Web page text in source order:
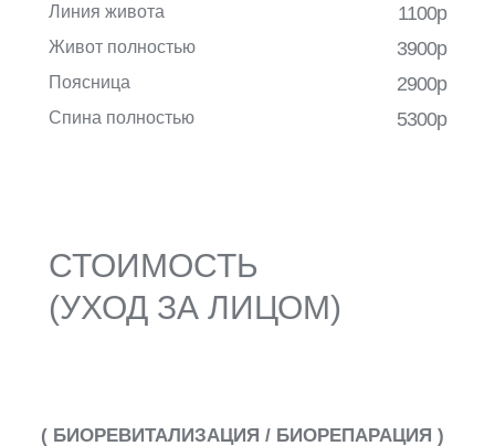
Линия живота
Живот полностью
Поясница
Спина полностью
5300р
1100р
3900р
2900р
(УХОД ЗА ЛИЦОМ)
СТОИМОСТЬ
( БИОРЕВИТАЛИЗАЦИЯ / БИОРЕПАРАЦИЯ )